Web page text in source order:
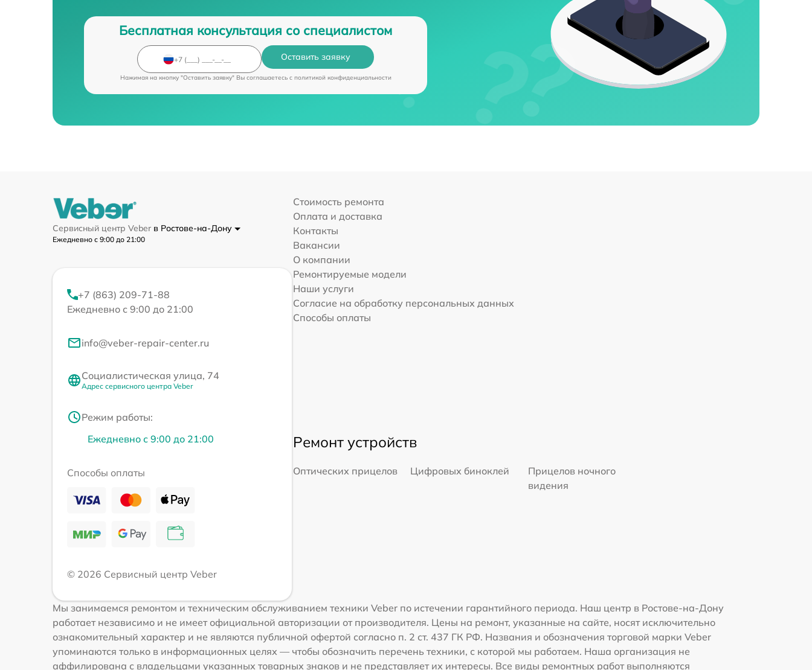
Бесплатная консультация со специалистом
Оставить заявку
Нажимая на кнопку "Оставить заявку" Вы соглашаетесь c политикой конфиденциальности
Сервисный центр Veber в Ростове-на-Дону
Ежедневно с 9:00 до 21:00
+7 (863) 209-71-88
Ежедневно с 9:00 до 21:00
info@veber-repair-center.ru
Социалистическая улица, 74
Адрес сервисного центра Veber
Режим работы:
Ежедневно с 9:00 до 21:00
Способы оплаты
© 2026 Сервисный центр Veber
Стоимость ремонта
Оплата и доставка
Контакты
Вакансии
О компании
Ремонтируемые модели
Наши услуги
Согласие на обработку персональных данных
Способы оплаты
Ремонт устройств
Оптических прицелов Цифровых биноклей
Прицелов ночного
видения
Мы занимаемся ремонтом и техническим обслуживанием техники Veber по истечении гарантийного периода. Наш центр в Ростове-на-Дону
работает независимо и не имеет официальной авторизации от производителя. Цены на ремонт, указанные на сайте, носят исключительно
ознакомительный характер и не являются публичной офертой согласно п. 2 ст. 437 ГК РФ. Названия и обозначения торговой марки Veber
упоминаются только в информационных целях — чтобы обозначить перечень техники, с которой мы работаем. Наша организация не
аффилирована с владельцами указанных товарных знаков и не представляет их интересы. Все виды ремонтных работ выполняются